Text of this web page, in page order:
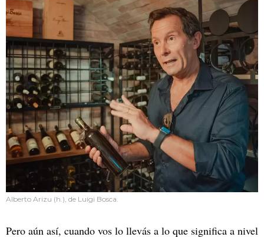
Alberto Arizu (h.), de Luigi Bosca.
Pero aún así, cuando vos lo llevás a lo que significa a nivel